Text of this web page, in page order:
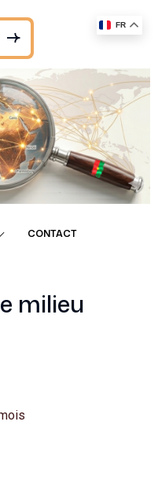
CONTACT
milieu
FR